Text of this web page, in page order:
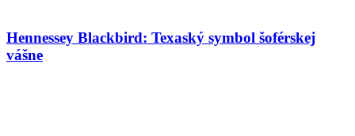
Hennessey Blackbird: Texaský symbol šoférskej
vášne